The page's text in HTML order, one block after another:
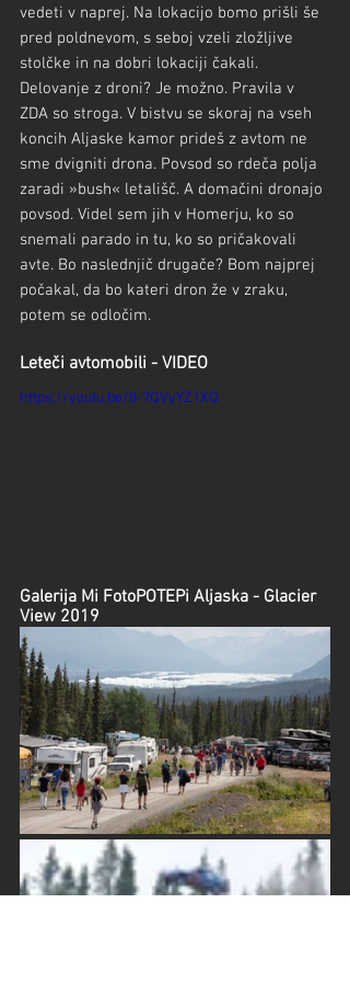
vedeti v naprej. Na lokacijo bomo prišli še
pred poldnevom, s seboj vzeli zložljive
stolčke in na dobri lokaciji čakali.
Delovanje z droni? Je možno. Pravila v
ZDA so stroga. V bistvu se skoraj na vseh
koncih Aljaske kamor prideš z avtom ne
sme dvigniti drona. Povsod so rdeča polja
zaradi »bush« letališč. A domačini dronajo
povsod. Videl sem jih v Homerju, ko so
snemali parado in tu, ko so pričakovali
avte. Bo naslednjič drugače? Bom najprej
počakal, da bo kateri dron že v zraku,
potem se odločim.
Leteči avtomobili - VIDEO
https://youtu.be/8-7QVyYZ1XQ
Galerija Mi FotoPOTEPi Aljaska - Glacier
View 2019